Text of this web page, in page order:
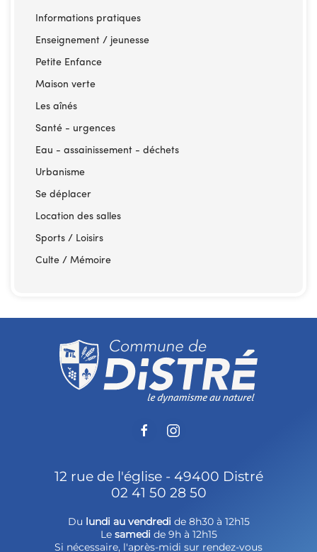
Informations pratiques
Enseignement / jeunesse
Petite Enfance
Maison verte
Les aînés
Santé - urgences
Eau - assainissement - déchets
Urbanisme
Se déplacer
Location des salles
Sports / Loisirs
Culte / Mémoire
12 rue de l'église - 49400 Distré
02 41 50 28 50
Du lundi au vendredi de 8h30 à 12h15
Le samedi de 9h à 12h15
Si nécessaire, l'après-midi sur rendez-vous